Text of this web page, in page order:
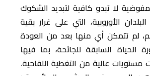
لا تبدو كافية لتبديد الشكوك
الأوروبية، التي على غرار بقية
لم تتمكن أي منها بعد من العودة
الحياة السابقة للجائحة، بما فيها
مستويات عالية من التغطية اللقاحية.